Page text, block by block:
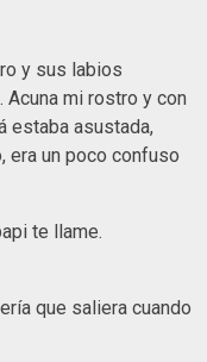
y sus labios
mi rostro y con
estaba asustada,
era un poco confuso
te llame.
que saliera cuando